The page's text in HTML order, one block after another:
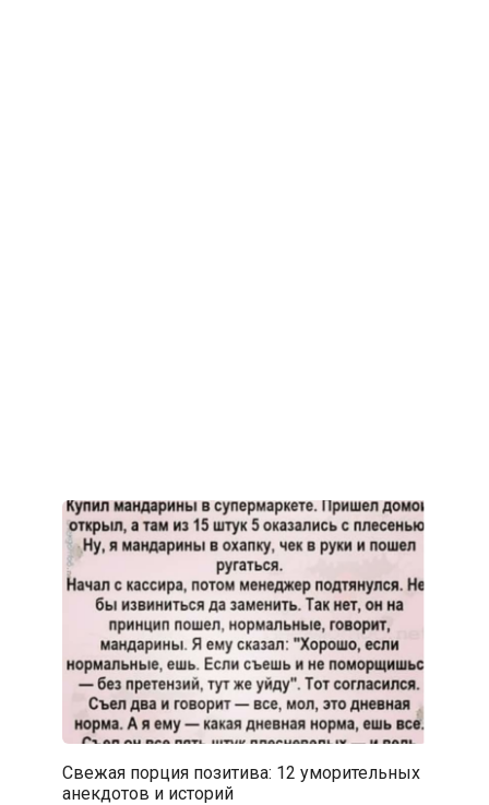
Свежая порция позитива: 12 уморительных
анекдотов и историй